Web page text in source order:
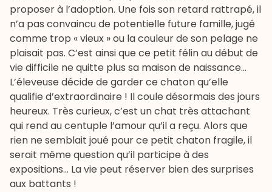
proposer à l’adoption. Une fois son retard rattrapé, il
n’a pas convaincu de potentielle future famille, jugé
comme trop « vieux » ou la couleur de son pelage ne
plaisait pas. C’est ainsi que ce petit félin au début de
vie difficile ne quitte plus sa maison de naissance…
L’éleveuse décide de garder ce chaton qu’elle
qualifie d’extraordinaire ! Il coule désormais des jours
heureux. Très curieux, c’est un chat très attachant
qui rend au centuple l’amour qu’il a reçu. Alors que
rien ne semblait joué pour ce petit chaton fragile, il
serait même question qu’il participe à des
expositions… La vie peut réserver bien des surprises
aux battants !